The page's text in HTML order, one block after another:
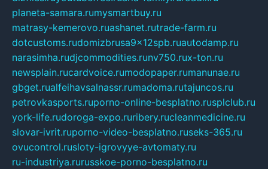
planeta-samara.rumysmartbuy.ru
matrasy-kemerovo.ruashanet.rutrade-farm.ru
dotcustoms.rudomizbrusa9x12spb.ruautodamp.ru
narasimha.rudjcommodities.runv750.rux-ton.ru
newsplain.rucardvoice.rumodopaper.rumanunae.ru
gbget.rualfeihavsalnassr.rumadoma.rutajuncos.ru
petrovkasports.ruporno-online-besplatno.rusplclub.ru
york-life.rudoroga-expo.ruribery.rucleanmedicine.ru
slovar-ivrit.ruporno-video-besplatno.ruseks-365.ru
ovucontrol.rusloty-igrovyye-avtomaty.ru
ru-industriya.rurusskoe-porno-besplatno.ru